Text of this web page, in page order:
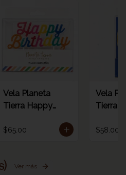
Vela Planeta
Tierra Happy
1pz
$65.00
Vela
Tierra
$58.00
Ver más